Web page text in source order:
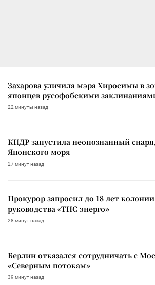
Захарова уличила мэра Хиросимы в
японцев русофобскими
22 минуты назад
КНДР запустила неопознанный
Японского моря
27 минут назад
Прокурор запросил до 18 лет
руководства «ТНС энерго»
28 минут назад
Берлин отказался сотрудничать с
«Северным потокам»
39 минут назад